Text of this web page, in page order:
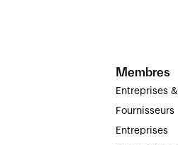
Membres
Entreprises
Fournisseurs
Entreprises